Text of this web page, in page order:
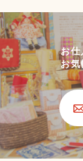
お仕
お気